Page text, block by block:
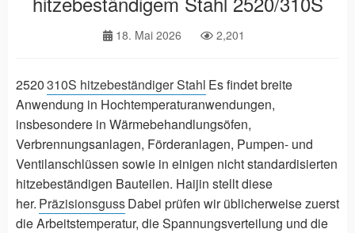
18. Mai 2026 2,201
2520310S hitzebeständiger Stahl Es findet breite
Anwendung in Hochtemperaturanwendungen,
insbesondere in Wärmebehandlungsöfen,
Verbrennungsanlagen, Förderanlagen, Pumpen- und
Ventilanschlüssen sowie in einigen nicht standardisierten
hitzebeständigen Bauteilen. Haijin stellt diese
her. PräzisionsgussDabei prüfen wir üblicherweise zuerst
die Arbeitstemperatur, die Spannungsverteilung und die